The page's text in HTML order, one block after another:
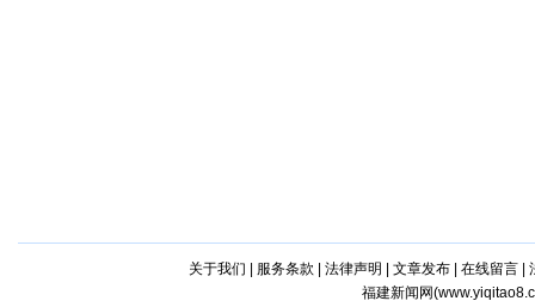
关于我们 服务条款 法律声明 文章发布| 在线留言|
福建新闻网(